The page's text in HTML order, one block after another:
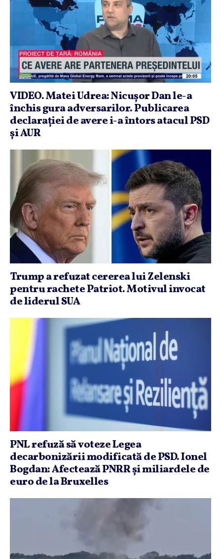
VIDEO. Matei Udrea: Nicuşor Dan le-a
închis gura adversarilor. Publicarea
declaraţiei de avere i-a întors atacul PSD
şi AUR
Trump a refuzat cererea lui Zelenski
pentru rachete Patriot. Motivul invocat
de liderul SUA
PNL refuză să voteze Legea
decarbonizării modificată de PSD. Ionel
Bogdan: Afectează PNRR şi miliardele de
euro de la Bruxelles